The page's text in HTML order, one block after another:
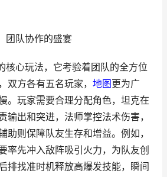
团队协作的盛宴
核心玩法，它考验着团队的全方位
双方各有五名玩家， 地图更为广
。玩家需要合理分配角色，坦克在
输出和突进，法师掌控法术伤害，
助则保障队友生存和增益。例如，
率先冲入敌阵吸引火力，为队友创
排找准时机释放高爆发技能，瞬间